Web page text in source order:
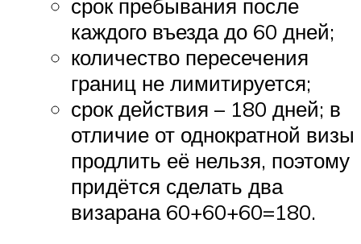
срок пребывания после
каждого въезда до 60 дней;
количество пересечения
границ не лимитируется;
срок действия – 180 дней; в
отличие от однократной визы
продлить её нельзя, поэтому
придётся сделать два
визарана 60+60+60=180.